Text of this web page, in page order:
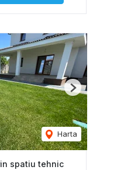
Harta
Next
spatiu tehnic